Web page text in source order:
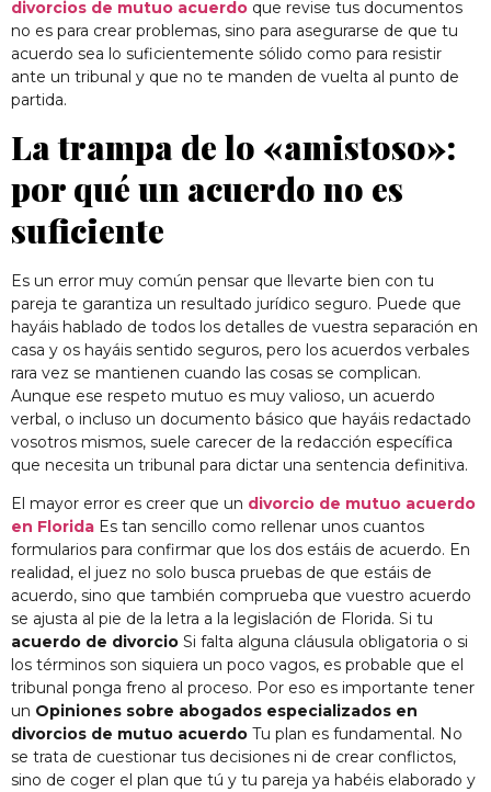
divorcios de mutuo acuerdo que revise tus documentos
no es para crear problemas, sino para asegurarse de que tu
acuerdo sea lo suficientemente sólido como para resistir
ante un tribunal y que no te manden de vuelta al punto de
partida.
La trampa de lo «amistoso»:
por qué un acuerdo no es
suficiente
Es un error muy común pensar que llevarte bien con tu
pareja te garantiza un resultado jurídico seguro. Puede que
hayáis hablado de todos los detalles de vuestra separación en
casa y os hayáis sentido seguros, pero los acuerdos verbales
rara vez se mantienen cuando las cosas se complican.
Aunque ese respeto mutuo es muy valioso, un acuerdo
verbal, o incluso un documento básico que hayáis redactado
vosotros mismos, suele carecer de la redacción específica
que necesita un tribunal para dictar una sentencia definitiva.
El mayor error es creer que un divorcio de mutuo acuerdo
en Florida Es tan sencillo como rellenar unos cuantos
formularios para confirmar que los dos estáis de acuerdo. En
realidad, el juez no solo busca pruebas de que estáis de
acuerdo, sino que también comprueba que vuestro acuerdo
se ajusta al pie de la letra a la legislación de Florida. Si tu
acuerdo de divorcio Si falta alguna cláusula obligatoria o si
los términos son siquiera un poco vagos, es probable que el
tribunal ponga freno al proceso. Por eso es importante tener
un Opiniones sobre abogados especializados en
divorcios de mutuo acuerdo Tu plan es fundamental. No
se trata de cuestionar tus decisiones ni de crear conflictos,
sino de coger el plan que tú y tu pareja ya habéis elaborado y